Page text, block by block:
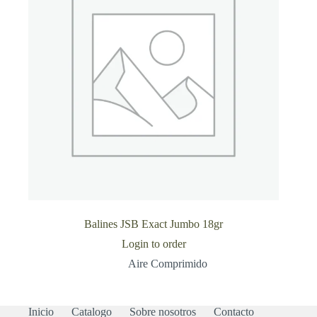
Balines JSB Exact Jumbo 18gr
Login to order
Aire Comprimido
Inicio Catalogo Sobre nosotros Contacto